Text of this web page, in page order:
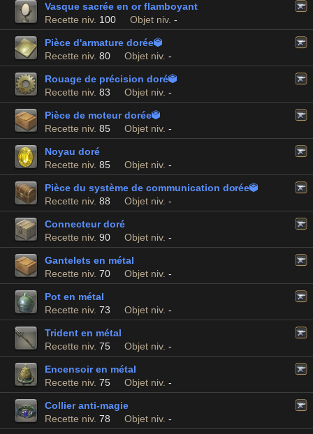
Vasque sacrée en or flamboyant
Recette niv. 100 Objet niv. -
Pièce d'armature dorée
Recette niv. 80 Objet niv. -
Rouage de précision doré
Recette niv. 83 Objet niv. -
Pièce de moteur dorée
Recette niv. 85 Objet niv. -
Noyau doré
Recette niv. 85 Objet niv. -
Pièce du système de communication dorée
Recette niv. 88 Objet niv. -
Connecteur doré
Recette niv. 90 Objet niv. -
Gantelets en métal
Recette niv. 70 Objet niv. -
Pot en métal
Recette niv. 73 Objet niv. -
Trident en métal
Recette niv. 75 Objet niv. -
Encensoir en métal
Recette niv. 75 Objet niv. -
Collier anti-magie
Recette niv. 78 Objet niv. -